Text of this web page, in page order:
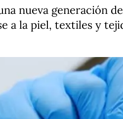
nueva generación
a la piel, textiles y